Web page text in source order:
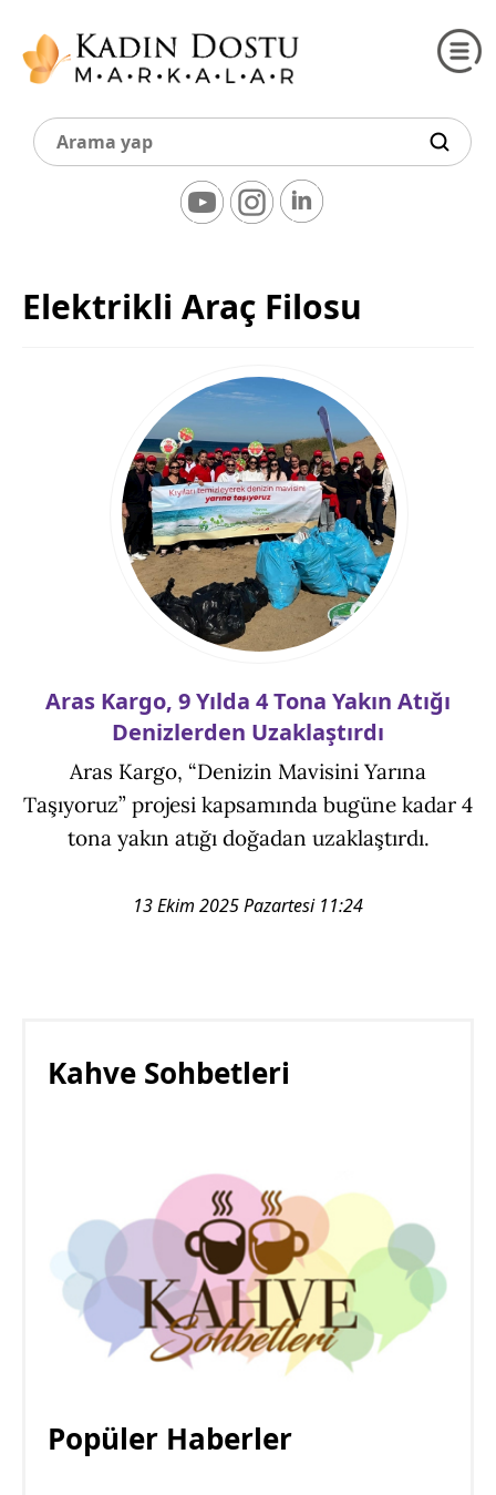
Elektrikli Araç Filosu
Aras Kargo, 9 Yılda 4 Tona Yakın Atığı
Denizlerden Uzaklaştırdı
Aras Kargo, “Denizin Mavisini Yarına
Taşıyoruz” projesi kapsamında bugüne kadar 4
tona yakın atığı doğadan uzaklaştırdı.
13 Ekim 2025 Pazartesi 11:24
Kahve Sohbetleri
Popüler Haberler